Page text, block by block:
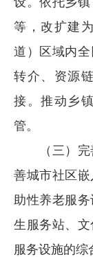
等，改扩建
道）区域内
转介、资源
接。推动乡
管。
（三）完善
善城市社区
助性养老服
生服务站、
服务设施的综